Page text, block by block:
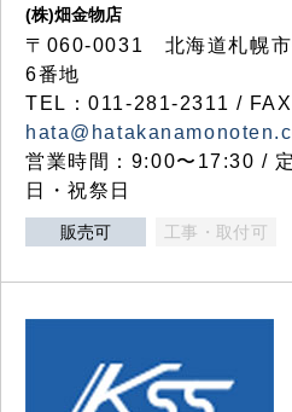
(株)畑金物店
〒060-0031 北海道札幌市
6番地
TEL：011-281-2311 /
営業時間：9:00〜17:30 /
日・祝祭日
販売可 工事・取付可